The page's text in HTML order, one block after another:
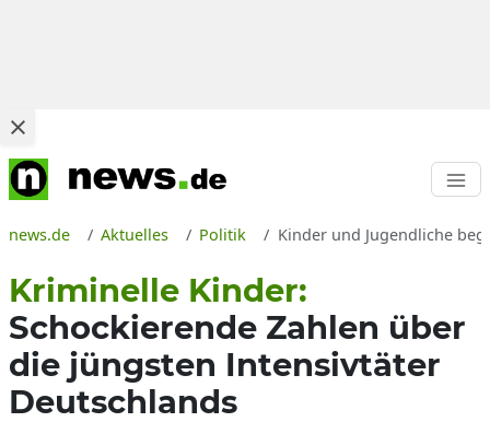
news.de Aktuelles Politik Kinder und Jugendliche
Kriminelle Kinder:
Schockierende Zahlen über
die jüngsten Intensivtäter
Deutschlands